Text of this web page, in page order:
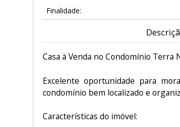
Finalidade:
Casa à Venda no Condomínio Terra
Excelente oportunidade para
condomínio bem localizado e
Características do imóvel: